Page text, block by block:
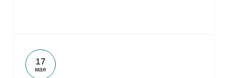
17
мая